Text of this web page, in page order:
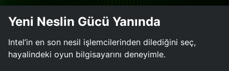
Yeni Neslin Gücü Yanında
Intel’in en son nesil işlemcilerinden dilediğini seç,
hayalindeki oyun bilgisayarını deneyimle.